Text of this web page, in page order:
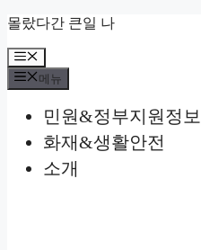
컨
츠
로
몰랐다간 큰일 나
메
뉴
메뉴
민원&정부지원정보
화재&생활안전
소개